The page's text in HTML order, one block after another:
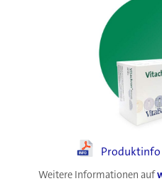
Weitere Informationen auf